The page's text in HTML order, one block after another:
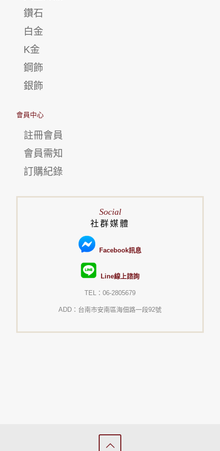
鑽石
白金
K金
鋼飾
銀飾
會員中心
註冊會員
會員需知
訂購紀錄
Social
社群媒體
Facebook訊息
Line線上諮詢
TEL：06-2805679
ADD：台南市安南區海佃路一段92號